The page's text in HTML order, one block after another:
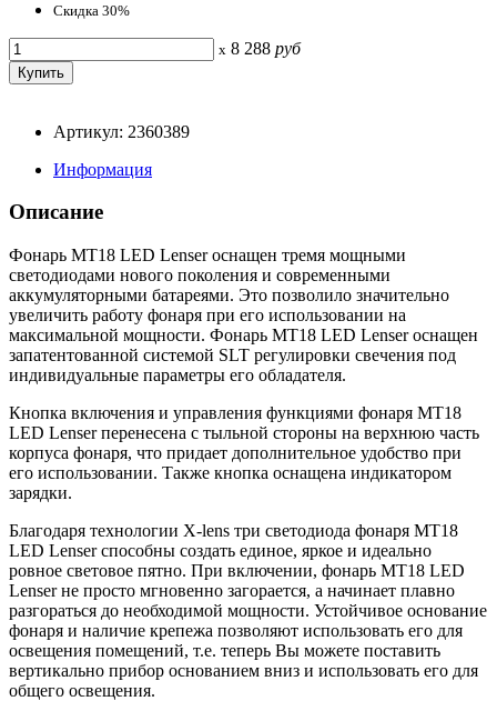
Скидка 30%
x 8 288 руб
Артикул: 2360389
Информация
Описание
Фонарь MT18 LED Lenser оснащен тремя мощными
светодиодами нового поколения и современными
аккумуляторными батареями. Это позволило значительно
увеличить работу фонаря при его использовании на
максимальной мощности. Фонарь MT18 LED Lenser оснащен
запатентованной системой SLT регулировки свечения под
индивидуальные параметры его обладателя.
Кнопка включения и управления функциями фонаря MT18
LED Lenser перенесена с тыльной стороны на верхнюю часть
корпуса фонаря, что придает дополнительное удобство при
его использовании. Также кнопка оснащена индикатором
зарядки.
Благодаря технологии X-lens три светодиода фонаря MT18
LED Lenser способны создать единое, яркое и идеально
ровное световое пятно. При включении, фонарь MT18 LED
Lenser не просто мгновенно загорается, а начинает плавно
разгораться до необходимой мощности. Устойчивое основание
фонаря и наличие крепежа позволяют использовать его для
освещения помещений, т.е. теперь Вы можете поставить
вертикально прибор основанием вниз и использовать его для
общего освещения.